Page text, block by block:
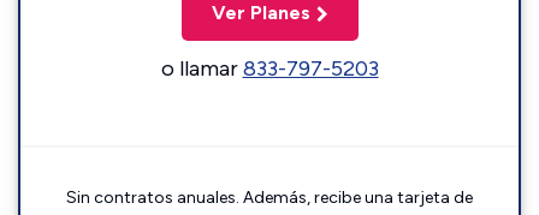
Ver Planes
o llamar833-797-5203
Sin contratos anuales. Además, recibe una tarjeta de